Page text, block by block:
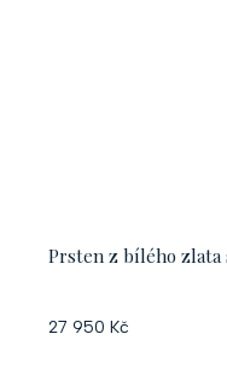
Prsten z bílého zlata
27 950 Kč